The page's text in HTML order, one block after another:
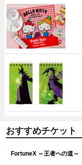
おすすめチケット
FortuneX ～王者への道～